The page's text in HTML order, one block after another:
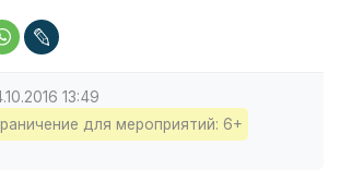
13:49
для мероприятий: 6+